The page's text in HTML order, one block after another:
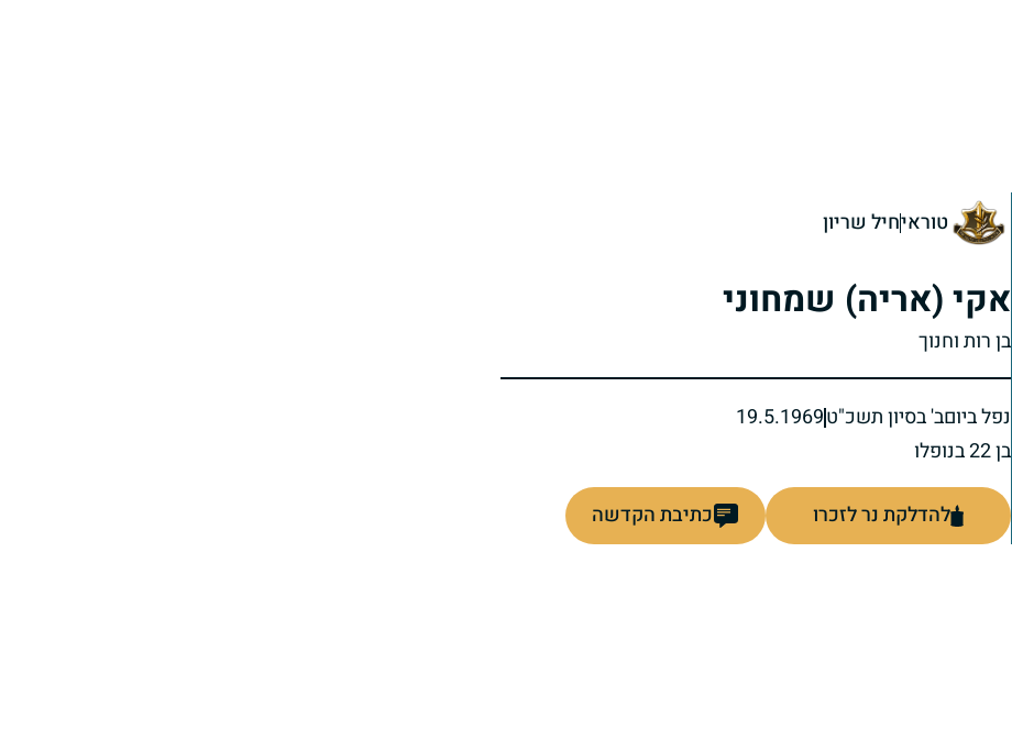
טוראיחיל שריון
אקי (אריה) שמחוני
בן רות וחנוך
נפל ביוםב' בסיון תשכ"ט19.5.1969
בן 22 בנופלו
להדלקת נר לזכרו כתיבת הקדשה